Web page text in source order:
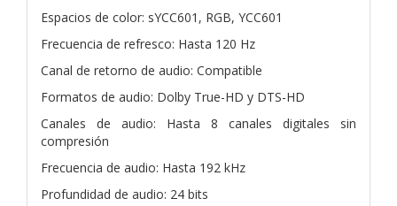
Espacios de color: sYCC601, RGB, YCC601
Frecuencia de refresco: Hasta 120 Hz
Canal de retorno de audio: Compatible
Formatos de audio: Dolby True-HD y DTS-HD
Canales de audio: Hasta 8 canales digitales sin
compresión
Frecuencia de audio: Hasta 192 kHz
Profundidad de audio: 24 bits